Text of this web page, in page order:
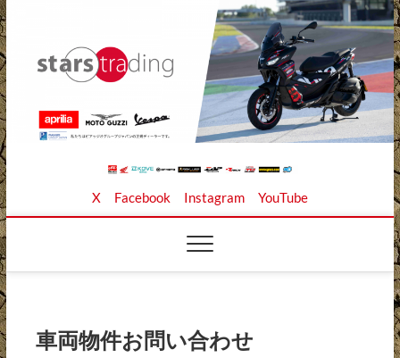
Skip
to
content
Stars Trading Ltd. |
株式会社スターズト
レーディング
APRILIA MOTO GUZZI正規ディーラー、REKLUSE、
X Facebook Instagram YouTube
車両物件お問い合わせ